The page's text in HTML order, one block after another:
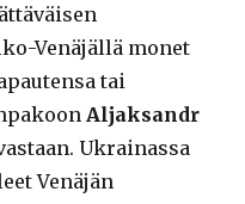
Venäjällä monet
tai
Aljaksandr
Ukrainassa
Venäjän